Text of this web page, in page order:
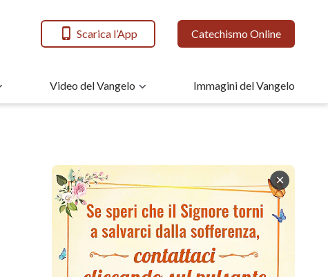
Scarica l’App Catechismo Online
Video del Vangelo Immagini del Vangelo